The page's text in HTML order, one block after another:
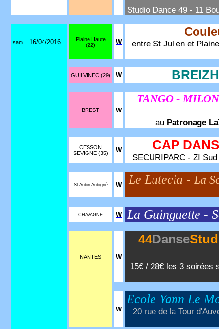
Studio Dance 49 - 11
sam 16/04/2016
Plaine Haute
(22)
W entre St Julien et
GUILVINEC (29) W
BREST W
TANGO -
au Patronage
CESSON
SEVIGNE (35)
W CAP
SECURIPARC - ZI
St Aubin Aubigné W Le Lutecia - La
CHAVAGNE W La Guinguette -
NANTES W
44Danse
15€ / 28€ les 3 soirées
W
Ecole Yann Le
20 rue de la Tour